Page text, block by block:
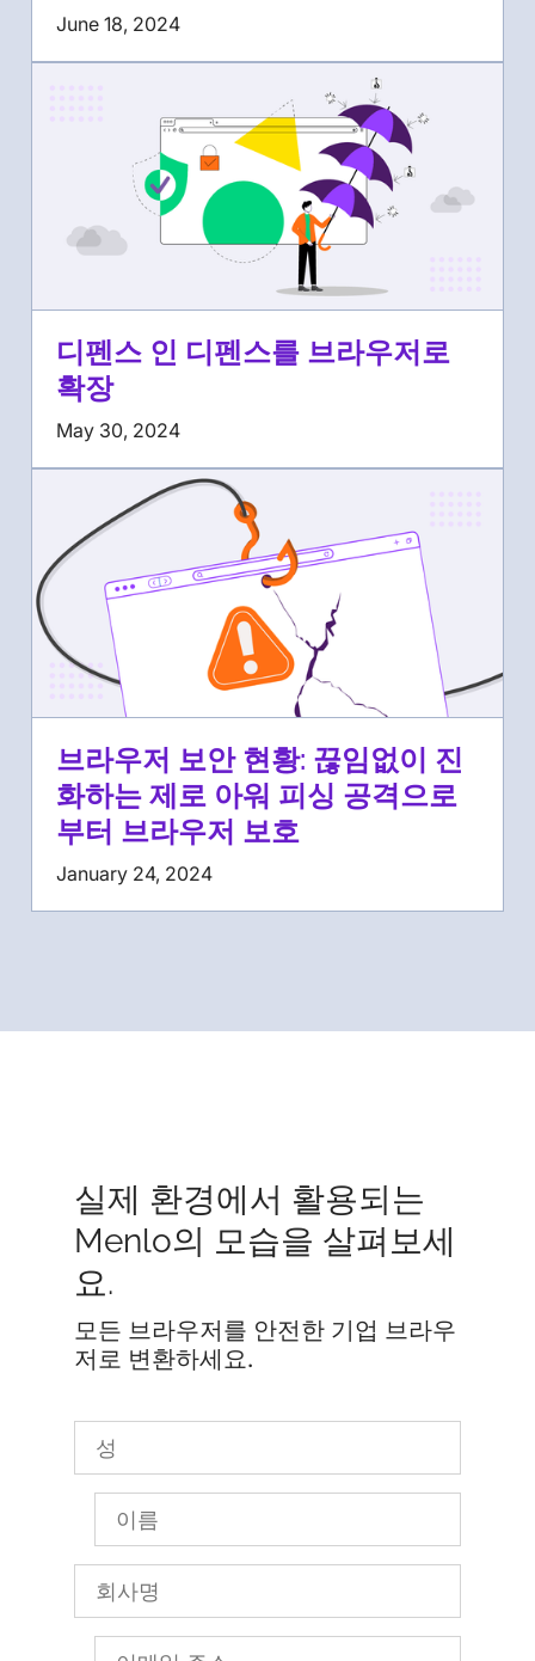
June 18, 2024
디펜스 인 디펜스를 브라우저로
확장
May 30, 2024
브라우저 보안 현황: 끊임없이 진
화하는 제로 아워 피싱 공격으로
부터 브라우저 보호
January 24, 2024
실제 환경에서 활용되는
Menlo의 모습을 살펴보세
요.
모든 브라우저를 안전한 기업 브라우
저로 변환하세요.